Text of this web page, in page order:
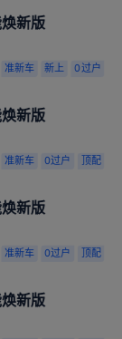
新版
准新车 新上 0过户
新版
准新车 0过户 顶配
新版
准新车 0过户 顶配
新版